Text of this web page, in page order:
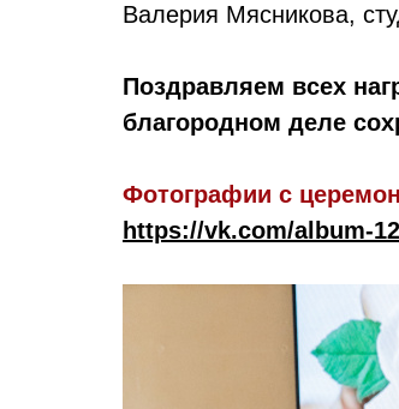
Валерия Мясникова,
Поздравляем всех
благородном деле
Фотографии с
https://vk.com/album-